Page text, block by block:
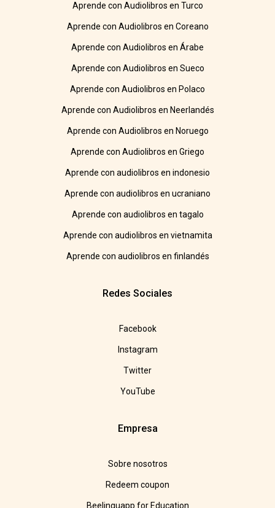
Aprende con Audiolibros en Turco
Aprende con Audiolibros en Coreano
Aprende con Audiolibros en Árabe
Aprende con Audiolibros en Sueco
Aprende con Audiolibros en Polaco
Aprende con Audiolibros en Neerlandés
Aprende con Audiolibros en Noruego
Aprende con Audiolibros en Griego
Aprende con audiolibros en indonesio
Aprende con audiolibros en ucraniano
Aprende con audiolibros en tagalo
Aprende con audiolibros en vietnamita
Aprende con audiolibros en finlandés
Redes Sociales
Facebook
Instagram
Twitter
YouTube
Empresa
Sobre nosotros
Redeem coupon
Beelinguapp for Education